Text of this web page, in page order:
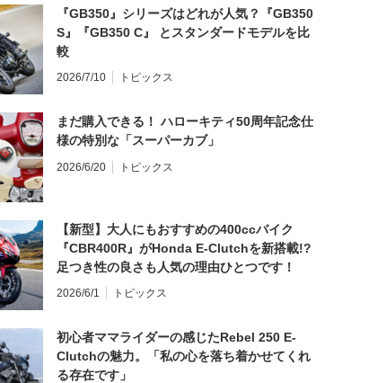
『GB350』シリーズはどれが人気？『GB350
S』『GB350 C』 とスタンダードモデルを比
較
2026/7/10 トピックス
まだ購入できる！ ハローキティ50周年記念仕
様の特別な「スーパーカブ」
2026/6/20 トピックス
【新型】大人にもおすすめの400ccバイク
『CBR400R』がHonda E-Clutchを新搭載!?
足つき性の良さも人気の理由ひとつです！
2026/6/1 トピックス
初心者ママライダーの感じたRebel 250 E-
Clutchの魅力。「私の心を落ち着かせてくれ
る存在です」